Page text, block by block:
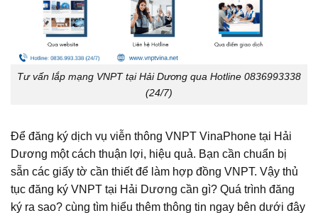
Tư vấn lắp mạng VNPT tại Hải Dương qua Hotline 0836993338
(24/7)
Để đăng ký dịch vụ viễn thông VNPT VinaPhone tại Hải
Dương một cách thuận lợi, hiệu quả. Bạn cần chuẩn bị
sẵn các giấy tờ cần thiết để làm hợp đồng VNPT. Vậy thủ
tục đăng ký VNPT tại Hải Dương cần gì? Quá trình đăng
ký ra sao? cùng tìm hiểu thêm thông tin ngay bên dưới đây